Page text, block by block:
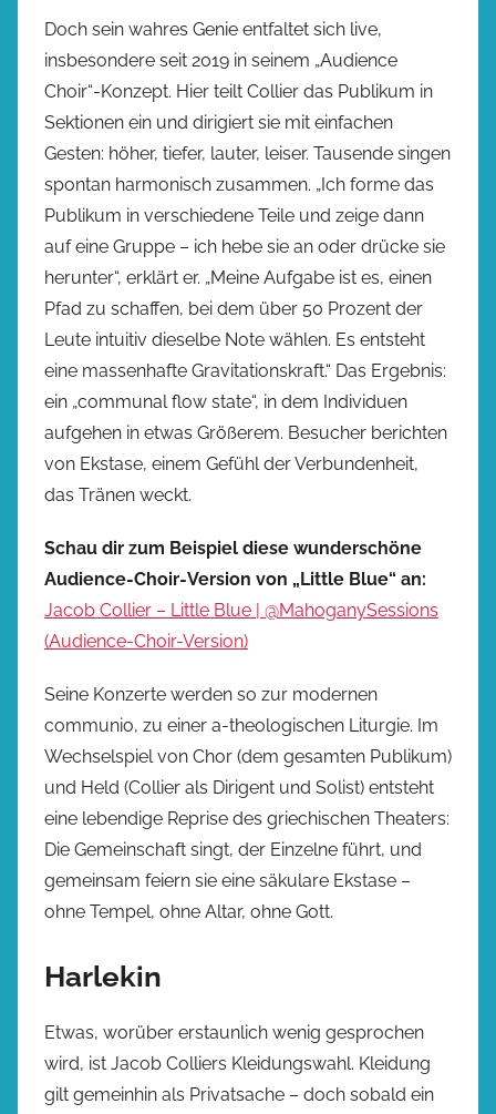
Doch sein wahres Genie entfaltet sich live,
insbesondere seit 2019 in seinem „Audience
Choir“-Konzept. Hier teilt Collier das Publikum in
Sektionen ein und dirigiert sie mit einfachen
Gesten: höher, tiefer, lauter, leiser. Tausende singen
spontan harmonisch zusammen. „Ich forme das
Publikum in verschiedene Teile und zeige dann
auf eine Gruppe – ich hebe sie an oder drücke sie
herunter“, erklärt er. „Meine Aufgabe ist es, einen
Pfad zu schaffen, bei dem über 50 Prozent der
Leute intuitiv dieselbe Note wählen. Es entsteht
eine massenhafte Gravitationskraft.“ Das Ergebnis:
ein „communal flow state“, in dem Individuen
aufgehen in etwas Größerem. Besucher berichten
von Ekstase, einem Gefühl der Verbundenheit,
das Tränen weckt.
Schau dir zum Beispiel diese wunderschöne
Audience-Choir-Version von „Little Blue“ an:
Jacob Collier – Little Blue | @MahoganySessions
(Audience-Choir-Version)
Seine Konzerte werden so zur modernen
communio, zu einer a-theologischen Liturgie. Im
Wechselspiel von Chor (dem gesamten Publikum)
und Held (Collier als Dirigent und Solist) entsteht
eine lebendige Reprise des griechischen Theaters:
Die Gemeinschaft singt, der Einzelne führt, und
gemeinsam feiern sie eine säkulare Ekstase –
ohne Tempel, ohne Altar, ohne Gott.
Harlekin
Etwas, worüber erstaunlich wenig gesprochen
wird, ist Jacob Colliers Kleidungswahl. Kleidung
gilt gemeinhin als Privatsache – doch sobald ein